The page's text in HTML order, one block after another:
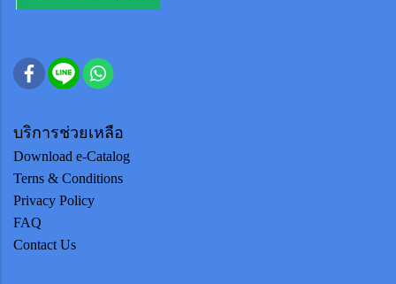
บริการช่วยเหลือ
Download e-Catalog
Terns & Conditions
Privacy Policy
FAQ
Contact Us